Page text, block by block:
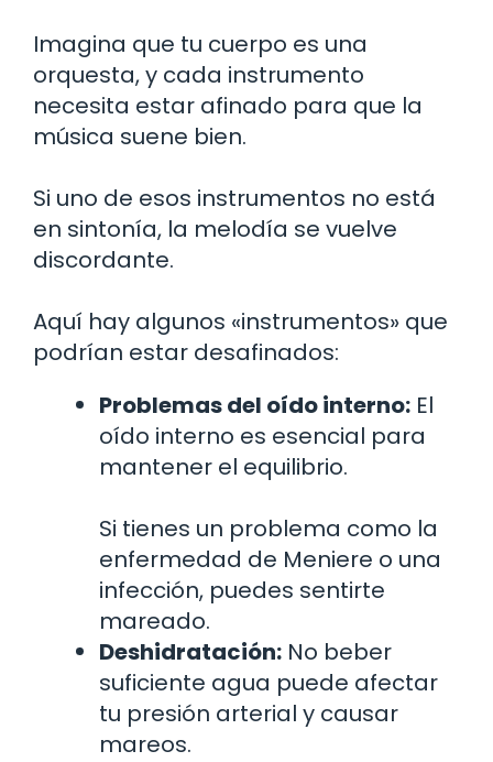
Imagina que tu cuerpo es una
orquesta, y cada instrumento
necesita estar afinado para que la
música suene bien.
Si uno de esos instrumentos no está
en sintonía, la melodía se vuelve
discordante.
Aquí hay algunos «instrumentos» que
podrían estar desafinados:
Problemas del oído interno: El
oído interno es esencial para
mantener el equilibrio.
Si tienes un problema como la
enfermedad de Meniere o una
infección, puedes sentirte
mareado.
Deshidratación: No beber
suficiente agua puede afectar
tu presión arterial y causar
mareos.